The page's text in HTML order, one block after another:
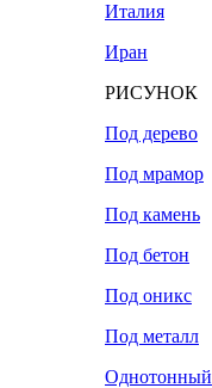
Италия
Иран
РИСУНОК
Под дерево
Под мрамор
Под камень
Под бетон
Под оникс
Под металл
Однотонный